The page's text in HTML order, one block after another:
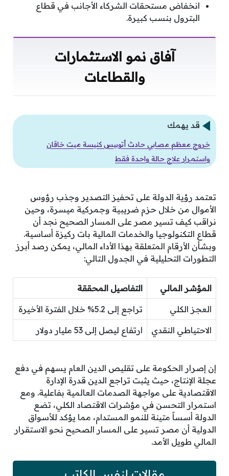
انخفاض مستحقات الشركاء الأجانب في قطاع
البترول بنسب كبيرة.
آفاق نمو الاستثمارات
والقطاعات
قد يهمك
خروج معظم مصابي حادث أتوبيس كنيسة ميت خاقان
واستمرار علاج حالة واحدة فقط
تعتمد رؤية الدولة على تحفيز التصدير وجذب رؤوس
الأموال من خلال حزم ضريبية وجمركية ميسرة، وحين
نراقب كيف تسير مصر على المسار الصحيح نجد أن
قطاع التكنولوجيا والخدمات المالية بات ركيزة أساسية.
وبشأن الأرقام المتعلقة بهذا الأداء المالي، يمكن رصد أبرز
التطورات التحليلية في الجدول التالي:
المؤشر المالي التفاصيل المحققة
العجز الكلي تراجع إلى 5.2% خلال الفترة الأخيرة
الاحتياطي النقدي ارتفاع ليصل إلى 53 مليار دولار
إن إصرار الحكومة على تقليص الدين العام يسهم في دفع
عجلة الإنتاج، حيث يثبت تراجع الدين قدرة الإدارة
الاقتصادية على مواجهة الصدمات العالمية بفاعلية. ومع
استمرار التحسن في مؤشرات الاقتصاد الكلي، تضع
الدولة أسساً متينة للنمو المستدام، مما يؤكد للأسواق
الدولية أن مصر تسير على المسار الصحيح نحو الاستقرار
المالي طويل الأمد.